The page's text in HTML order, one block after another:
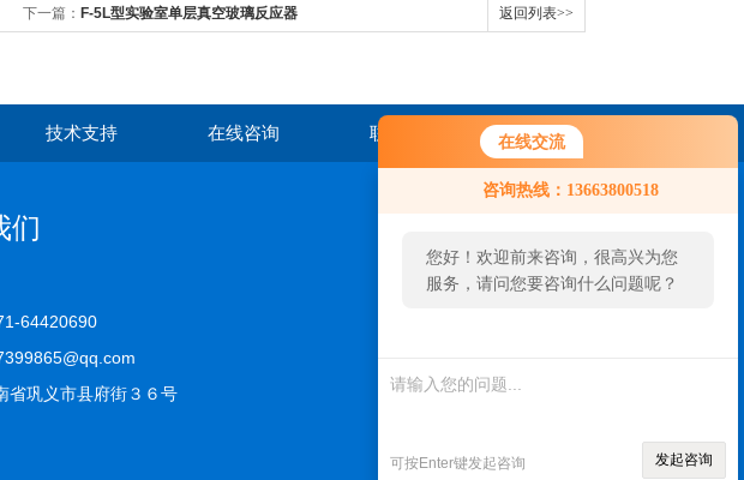
在线交流
咨询热线：13663800518
您好！欢迎前来咨询，很高兴为您
服务，请问您要咨询什么问题呢？
可按Enter键发起咨询 发起咨询
下一篇： F-5L型实验室单层真空玻璃反应器 返回列表>>
技术支持 在线咨询 联系我们
们
64420690
省巩义市县府街３６号
扫一扫，关注我们